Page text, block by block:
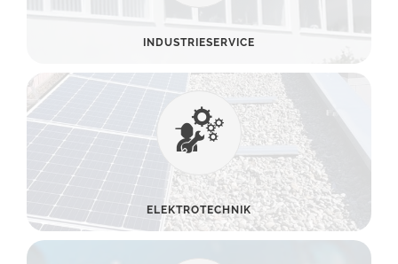
INDUSTRIESERVICE
ELEKTROTECHNIK